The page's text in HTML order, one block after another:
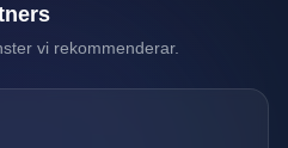
vi rekommenderar.